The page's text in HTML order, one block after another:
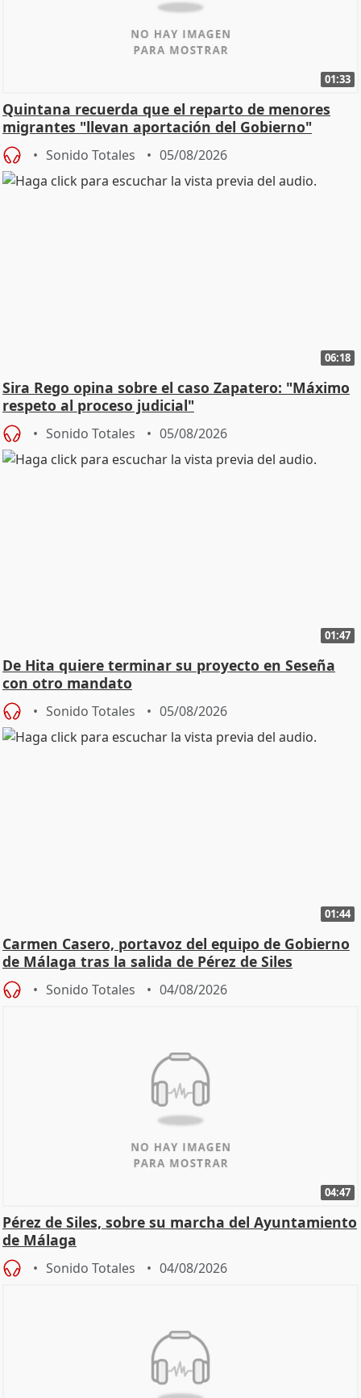
01:33
Quintana recuerda que el reparto de menores
migrantes "llevan aportación del Gobierno"
central
Sonido Totales 05/08/2026
06:18
Sira Rego opina sobre el caso Zapatero: "Máximo
respeto al proceso judicial"
Sonido Totales 05/08/2026
01:47
De Hita quiere terminar su proyecto en Seseña
con otro mandato
Sonido Totales 05/08/2026
01:44
Carmen Casero, portavoz del equipo de Gobierno
de Málaga tras la salida de Pérez de Siles
Sonido Totales 04/08/2026
04:47
Pérez de Siles, sobre su marcha del Ayuntamiento
de Málaga
Sonido Totales 04/08/2026